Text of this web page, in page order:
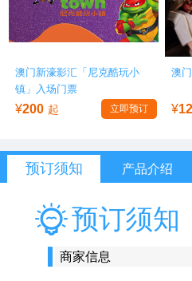
澳门新濠影汇「尼克酷玩小
镇」入场门票
¥200 起 立即预订
澳
¥
预订须知 产品介绍
预订须知
商家信息